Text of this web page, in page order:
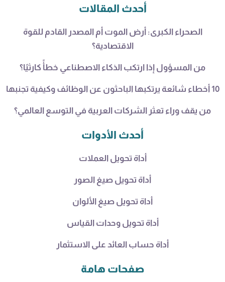
أحدث المقالات
الصحراء الكبرى: أرض الموت أم المصدر القادم للقوة
الاقتصادية؟
من المسؤول إذا ارتكب الذكاء الاصطناعي خطأً كارثيًا؟
10 أخطاء شائعة يرتكبها الباحثون عن الوظائف وكيفية تجنبها
من يقف وراء تعثر الشركات العربية في التوسع العالمي؟
أحدث الأدوات
أداة تحويل العملات
أداة تحويل صيغ الصور
أداة تحويل صيغ الألوان
أداة تحويل وحدات القياس
أداة حساب العائد على الاستثمار
صفحات هامة